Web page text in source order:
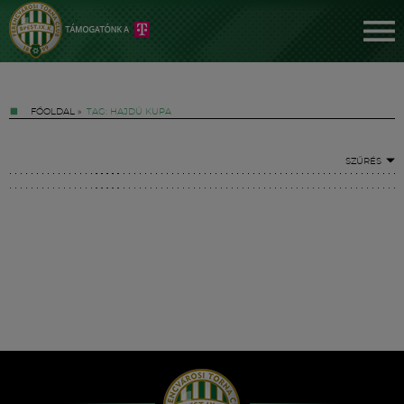
FŐOLDAL » TAG: HAJDÚ KUPA
SZŰRÉS
Hírek